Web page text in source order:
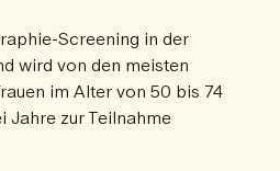
Screening in der
wird von den meisten
im Alter von 50 bis 74
Jahre zur Teilnahme